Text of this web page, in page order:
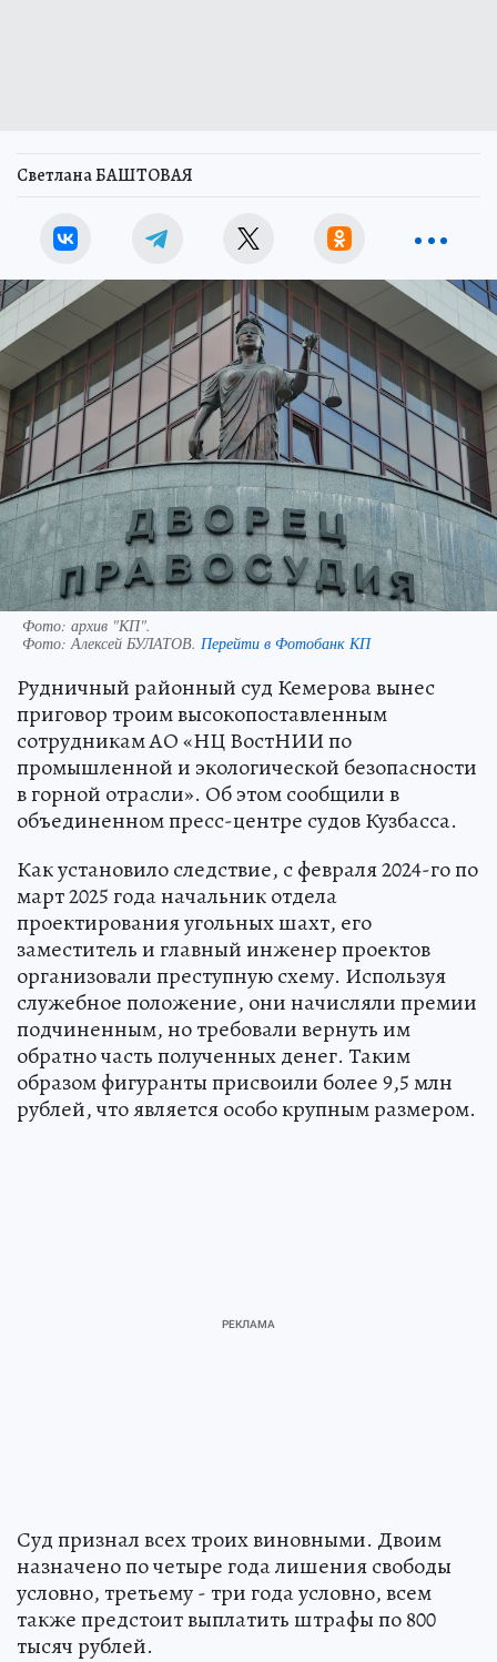
Светлана БАШТОВАЯ
Фото: архив "КП".
Фото:Алексей БУЛАТОВ. Перейти в Фотобанк КП
Рудничный районный суд Кемерова вынес
приговор троим высокопоставленным
сотрудникам АО «НЦ ВостНИИ по
промышленной и экологической безопасности
в горной отрасли». Об этом сообщили в
объединенном пресс-центре судов Кузбасса.
Как установило следствие, с февраля 2024-го по
март 2025 года начальник отдела
проектирования угольных шахт, его
заместитель и главный инженер проектов
организовали преступную схему. Используя
служебное положение, они начисляли премии
подчиненным, но требовали вернуть им
обратно часть полученных денег. Таким
образом фигуранты присвоили более 9,5 млн
рублей, что является особо крупным размером.
Суд признал всех троих виновными. Двоим
назначено по четыре года лишения свободы
условно, третьему - три года условно, всем
также предстоит выплатить штрафы по 800
тысяч рублей.